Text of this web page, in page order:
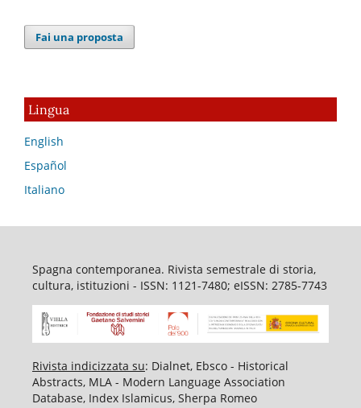
Fai una proposta
Lingua
English
Español
Italiano
Spagna contemporanea. Rivista semestrale di storia,
cultura, istituzioni - ISSN: 1121-7480; eISSN: 2785-7743
Rivista indicizzata su: Dialnet, Ebsco - Historical
Abstracts, MLA - Modern Language Association
Database, Index Islamicus, Sherpa Romeo